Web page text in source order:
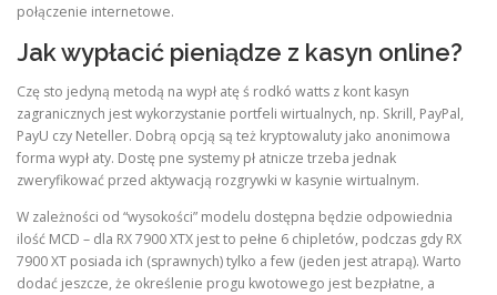
połączenie internetowe.
Jak wypłacić pieniądze z kasyn online?
Czę sto jedyną metodą na wypł atę ś rodkó watts z kont kasyn
zagranicznych jest wykorzystanie portfeli wirtualnych, np. Skrill, PayPal,
PayU czy Neteller. Dobrą opcją są też kryptowaluty jako anonimowa
forma wypł aty. Dostę pne systemy pł atnicze trzeba jednak
zweryfikować przed aktywacją rozgrywki w kasynie wirtualnym.
W zależności od “wysokości” modelu dostępna będzie odpowiednia
ilość MCD – dla RX 7900 XTX jest to pełne 6 chipletów, podczas gdy RX
7900 XT posiada ich (sprawnych) tylko a few (jeden jest atrapą). Warto
dodać jeszcze, że określenie progu kwotowego jest bezpłatne, a